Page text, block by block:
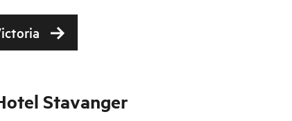
Stavanger